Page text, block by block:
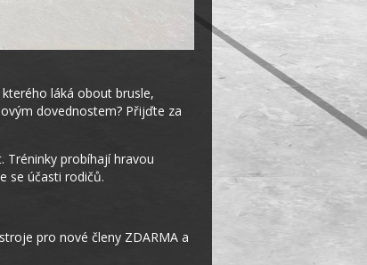
láká obout brusle,
dovednostem? Přijďte za
Tréninky probíhají hravou
se účasti rodičů.
pro nové členy ZDARMA a